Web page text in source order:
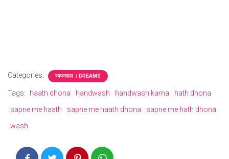
Categories: स्वपनफल । DREAMS
Tags: haath dhona handwash handwash karna
hath dhona
sapne me haath
sapne me haath dhona
sapne me hath dhona
wash